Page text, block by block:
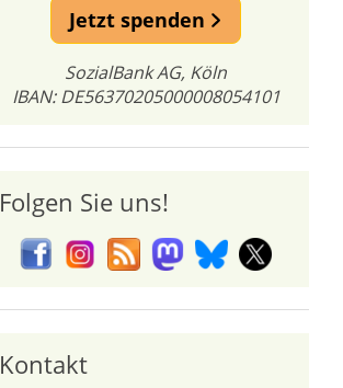
Jetzt spenden
SozialBank AG, Köln
IBAN: DE56370205000008054101
Folgen Sie uns!
Kontakt